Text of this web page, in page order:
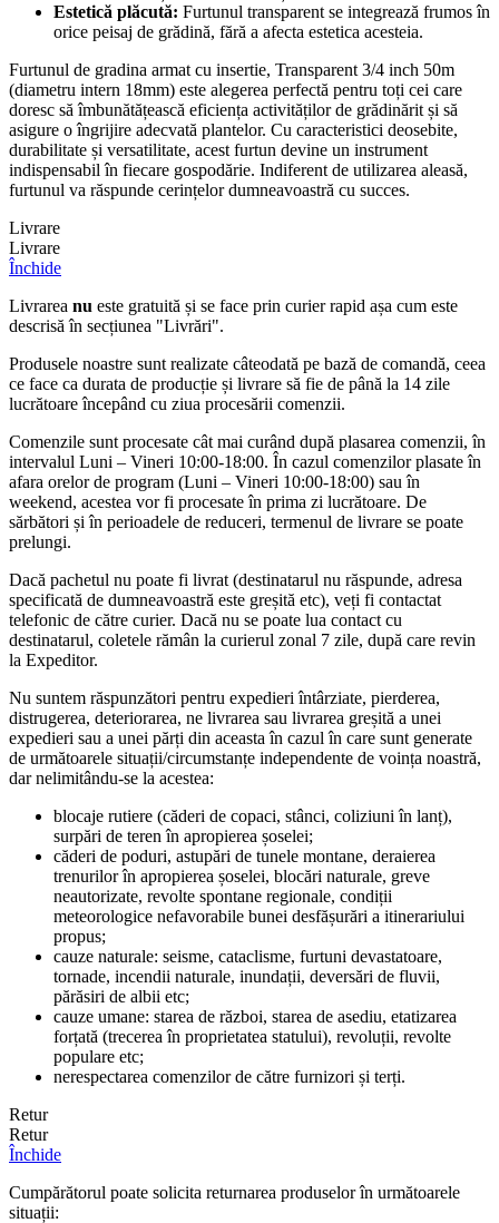
Estetică plăcută: Furtunul transparent se integrează frumos în
orice peisaj de grădină, fără a afecta estetica acesteia.
Furtunul de gradina armat cu insertie, Transparent 3/4 inch 50m
(diametru intern 18mm) este alegerea perfectă pentru toți cei care
doresc să îmbunătățească eficiența activităților de grădinărit și să
asigure o îngrijire adecvată plantelor. Cu caracteristici deosebite,
durabilitate și versatilitate, acest furtun devine un instrument
indispensabil în fiecare gospodărie. Indiferent de utilizarea aleasă,
furtunul va răspunde cerințelor dumneavoastră cu succes.
Livrare
Livrare
Închide
Livrarea nu este gratuită și se face prin curier rapid așa cum este
descrisă în secțiunea "Livrări".
Produsele noastre sunt realizate câteodată pe bază de comandă, ceea
ce face ca durata de producție și livrare să fie de până la 14 zile
lucrătoare începând cu ziua procesării comenzii.
Comenzile sunt procesate cât mai curând după plasarea comenzii, în
intervalul Luni – Vineri 10:00-18:00. În cazul comenzilor plasate în
afara orelor de program (Luni – Vineri 10:00-18:00) sau în
weekend, acestea vor fi procesate în prima zi lucrătoare. De
sărbători și în perioadele de reduceri, termenul de livrare se poate
prelungi.
Dacă pachetul nu poate fi livrat (destinatarul nu răspunde, adresa
specificată de dumneavoastră este greșită etc), veți fi contactat
telefonic de către curier. Dacă nu se poate lua contact cu
destinatarul, coletele rămân la curierul zonal 7 zile, după care revin
la Expeditor.
Nu suntem răspunzători pentru expedieri întârziate, pierderea,
distrugerea, deteriorarea, ne livrarea sau livrarea greșită a unei
expedieri sau a unei părți din aceasta în cazul în care sunt generate
de următoarele situații/circumstanțe independente de voința noastră,
dar nelimitându-se la acestea:
blocaje rutiere (căderi de copaci, stânci, coliziuni în lanț),
surpări de teren în apropierea șoselei;
căderi de poduri, astupări de tunele montane, deraierea
trenurilor în apropierea șoselei, blocări naturale, greve
neautorizate, revolte spontane regionale, condiții
meteorologice nefavorabile bunei desfășurări a itinerariului
propus;
cauze naturale: seisme, cataclisme, furtuni devastatoare,
tornade, incendii naturale, inundații, deversări de fluvii,
părăsiri de albii etc;
cauze umane: starea de război, starea de asediu, etatizarea
forțată (trecerea în proprietatea statului), revoluții, revolte
populare etc;
nerespectarea comenzilor de către furnizori și terți.
Retur
Retur
Închide
Cumpărătorul poate solicita returnarea produselor în următoarele
situații: